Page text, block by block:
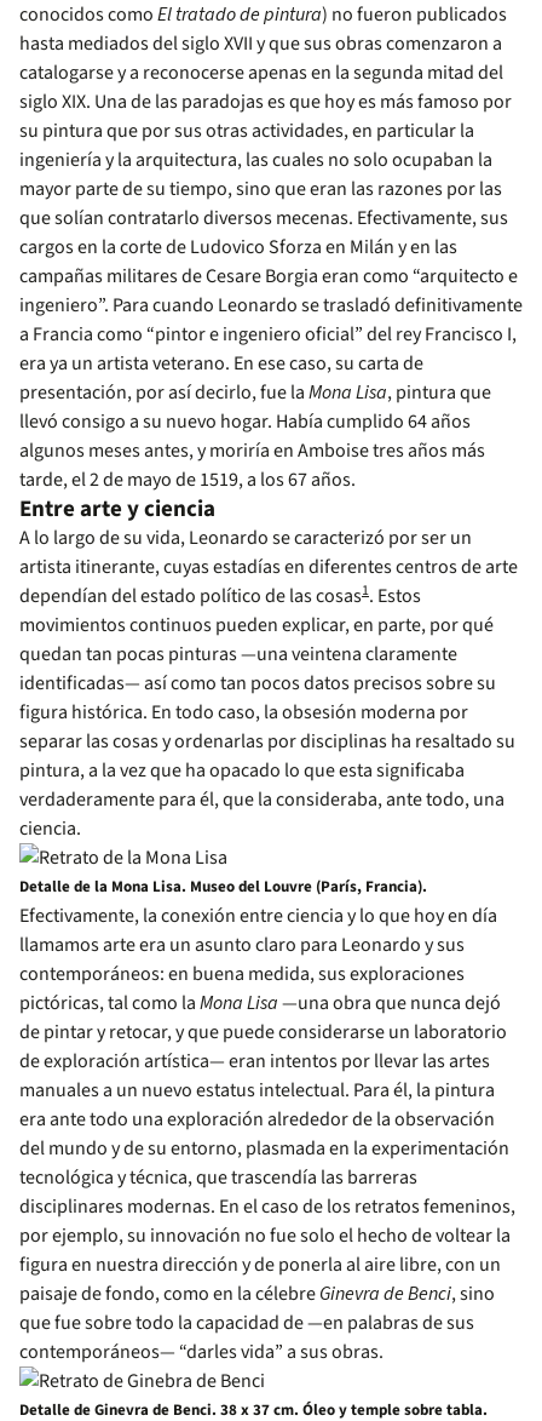
conocidos comoEl tratado de pintura) no fueron publicados
hasta mediados del siglo XVII y que sus obras comenzaron a
catalogarse y a reconocerse apenas en la segunda mitad del
siglo XIX. Una de las paradojas es que hoy es más famoso por
su pintura que por sus otras actividades, en particular la
ingeniería y la arquitectura, las cuales no solo ocupaban la
mayor parte de su tiempo, sino que eran las razones por las
que solían contratarlo diversos mecenas. Efectivamente, sus
cargos en la corte de Ludovico Sforza en Milán y en las
campañas militares de Cesare Borgia eran como “arquitecto e
ingeniero”. Para cuando Leonardo se trasladó definitivamente
a Francia como “pintor e ingeniero oficial” del rey Francisco I,
era ya un artista veterano. En ese caso, su carta de
presentación, por así decirlo, fue laMona Lisa, pintura que
llevó consigo a su nuevo hogar. Había cumplido 64 años
algunos meses antes, y moriría en Amboise tres años más
tarde, el 2 de mayo de 1519, a los 67 años.
Entre arte y ciencia
A lo largo de su vida, Leonardo se caracterizó por ser un
artista itinerante, cuyas estadías en diferentes centros de arte
dependían del estado político de las cosas1. Estos
movimientos continuos pueden explicar, en parte, por qué
quedan tan pocas pinturas —una veintena claramente
identificadas— así como tan pocos datos precisos sobre su
figura histórica. En todo caso, la obsesión moderna por
separar las cosas y ordenarlas por disciplinas ha resaltado su
pintura, a la vez que ha opacado lo que esta significaba
verdaderamente para él, que la consideraba, ante todo, una
ciencia.
Detalle de la Mona Lisa. Museo del Louvre (París, Francia).
Efectivamente, la conexión entre ciencia y lo que hoy en día
llamamos arte era un asunto claro para Leonardo y sus
contemporáneos: en buena medida, sus exploraciones
pictóricas, tal como laMona Lisa—una obra que nunca dejó
de pintar y retocar, y que puede considerarse un laboratorio
de exploración artística— eran intentos por llevar las artes
manuales a un nuevo estatus intelectual. Para él, la pintura
era ante todo una exploración alrededor de la observación
del mundo y de su entorno, plasmada en la experimentación
tecnológica y técnica, que trascendía las barreras
disciplinares modernas. En el caso de los retratos femeninos,
por ejemplo, su innovación no fue solo el hecho de voltear la
figura en nuestra dirección y de ponerla al aire libre, con un
paisaje de fondo, como en la célebreGinevra de Benci, sino
que fue sobre todo la capacidad de —en palabras de sus
contemporáneos— “darles vida” a sus obras.
Detalle de Ginevra de Benci. 38 x 37 cm. Óleo y temple sobre tabla.